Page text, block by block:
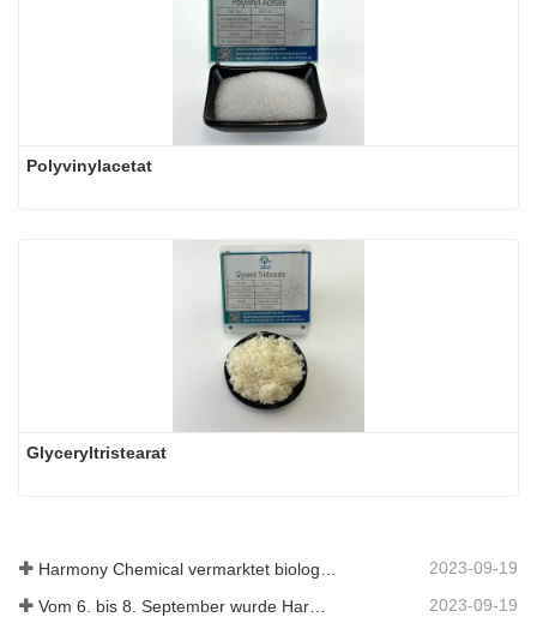
Polyvinylacetat
Glyceryltristearat
2023-09-19
Vom 6. bis 8. September wurde Harmony Chemical Ltd. eingeladen, auf dem Coatings Trends and Technology Summit (CTT) auszustellen. 2023-09-19